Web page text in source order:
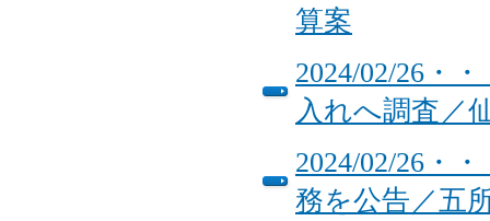
算案
2024/02/26・
入れへ調査／
2024/02/26・
務を公告／五